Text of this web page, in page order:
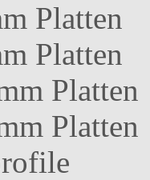
Platten
Platten
Platten
Platten